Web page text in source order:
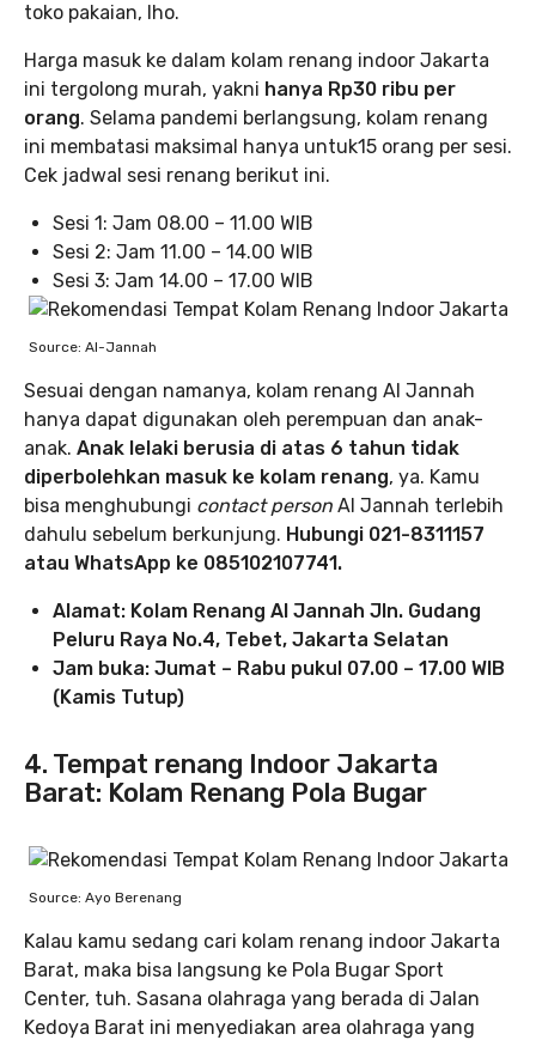
toko pakaian, lho.
Harga masuk ke dalam kolam renang indoor Jakarta
ini tergolong murah, yakni hanya Rp30 ribu per
orang. Selama pandemi berlangsung, kolam renang
ini membatasi maksimal hanya untuk15 orang per sesi.
Cek jadwal sesi renang berikut ini.
Sesi 1: Jam 08.00 – 11.00 WIB
Sesi 2: Jam 11.00 – 14.00 WIB
Sesi 3: Jam 14.00 – 17.00 WIB
Source: Al-Jannah
Sesuai dengan namanya, kolam renang Al Jannah
hanya dapat digunakan oleh perempuan dan anak-
anak. Anak lelaki berusia di atas 6 tahun tidak
diperbolehkan masuk ke kolam renang, ya. Kamu
bisa menghubungi contact person Al Jannah terlebih
dahulu sebelum berkunjung. Hubungi 021-8311157
atau WhatsApp ke 085102107741.
Alamat: Kolam Renang Al Jannah Jln. Gudang
Peluru Raya No.4, Tebet, Jakarta Selatan
Jam buka: Jumat – Rabu pukul 07.00 – 17.00 WIB
(Kamis Tutup)
4. Tempat renang Indoor Jakarta
Barat: Kolam Renang Pola Bugar
Source: Ayo Berenang
Kalau kamu sedang cari kolam renang indoor Jakarta
Barat, maka bisa langsung ke Pola Bugar Sport
Center, tuh. Sasana olahraga yang berada di Jalan
Kedoya Barat ini menyediakan area olahraga yang